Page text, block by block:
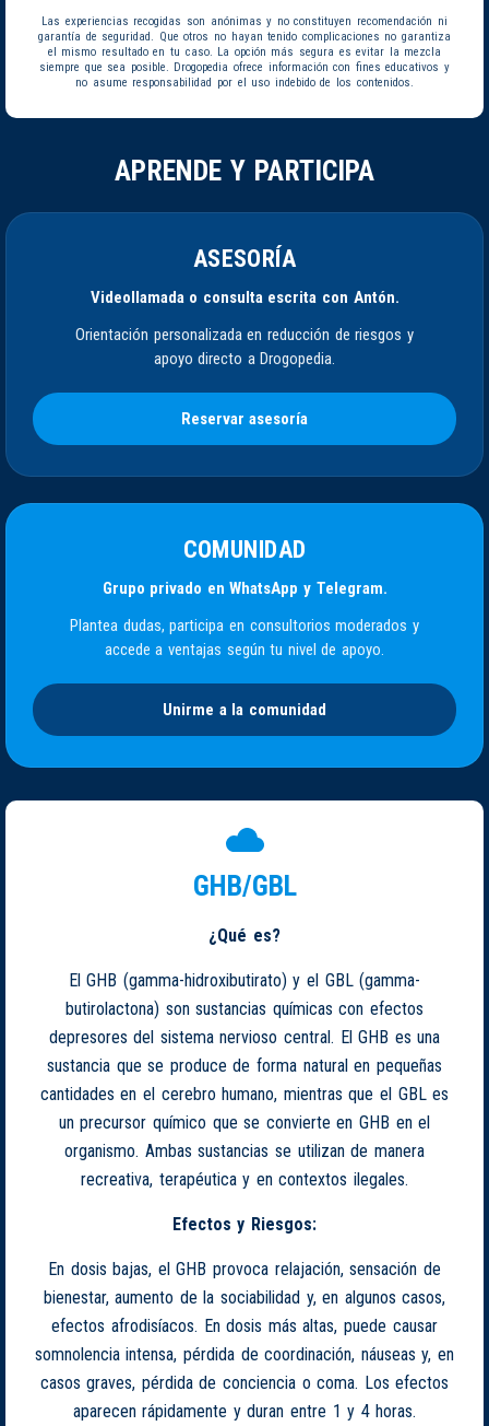
Las experiencias recogidas son anónimas y no constituyen recomendación ni
garantía de seguridad. Que otros no hayan tenido complicaciones no garantiza
el mismo resultado en tu caso. La opción más segura es evitar la mezcla
siempre que sea posible. Drogopedia ofrece información con fines educativos y
no asume responsabilidad por el uso indebido de los contenidos.
APRENDE Y PARTICIPA
ASESORÍA
Videollamada o consulta escrita con Antón.
Orientación personalizada en reducción de riesgos y
apoyo directo a Drogopedia.
Reservar asesoría
COMUNIDAD
Grupo privado en WhatsApp y Telegram.
Plantea dudas, participa en consultorios moderados y
accede a ventajas según tu nivel de apoyo.
Unirme a la comunidad
GHB/GBL
¿Qué es?
El GHB (gamma-hidroxibutirato) y el GBL (gamma-
butirolactona) son sustancias químicas con efectos
depresores del sistema nervioso central. El GHB es una
sustancia que se produce de forma natural en pequeñas
cantidades en el cerebro humano, mientras que el GBL es
un precursor químico que se convierte en GHB en el
organismo. Ambas sustancias se utilizan de manera
recreativa, terapéutica y en contextos ilegales.
Efectos y Riesgos:
En dosis bajas, el GHB provoca relajación, sensación de
bienestar, aumento de la sociabilidad y, en algunos casos,
efectos afrodisíacos. En dosis más altas, puede causar
somnolencia intensa, pérdida de coordinación, náuseas y, en
casos graves, pérdida de conciencia o coma. Los efectos
aparecen rápidamente y duran entre 1 y 4 horas.